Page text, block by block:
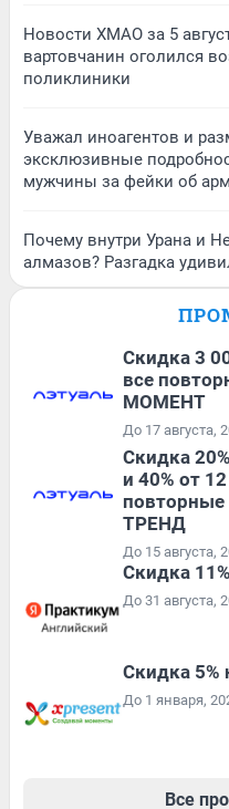
Новости ХМАО за 5
вартовчанин оголился
поликлиники
Уважал иноагентов и
эксклюзивные
мужчины за фейки об
Почему внутри Урана и
алмазов? Разгадка
Скидка 3
все
МОМЕНТ
До 17 августа,
Скидка
и 40% от
ТРЕНД
До 15 августа,
Скидка
До 31 августа,
Скидка 5%
До 1 января,
Все